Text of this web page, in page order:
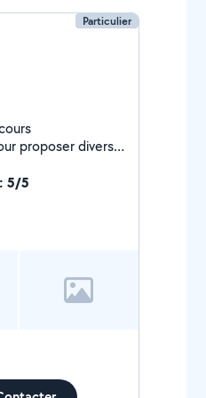
Particulier
proposer divers
5/5